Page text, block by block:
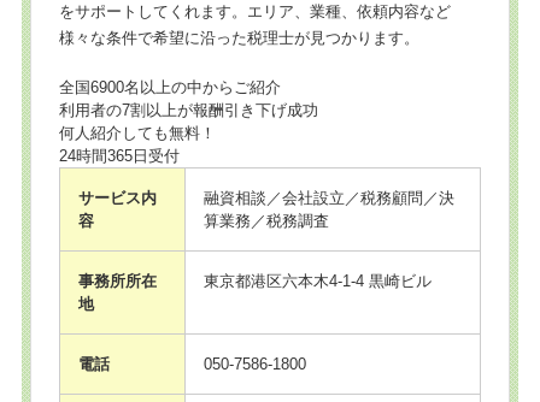
をサポートしてくれます。エリア、業種、依頼内容など
様々な条件で希望に沿った税理士が見つかります。
全国6900名以上の中からご紹介
利用者の7割以上が報酬引き下げ成功
何人紹介しても無料！
24時間365日受付
サービス内
容
融資相談／会社設立／税務顧問／決
算業務／税務調査
事務所所在
地
東京都港区六本木4-1-4 黒崎ビル
電話 050-7586-1800